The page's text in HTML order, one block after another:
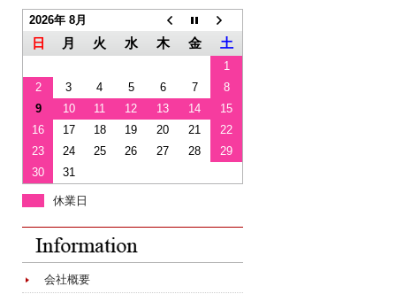
2026年 8月
日 月 火 水 木 金 土
1
2
3 4 5 6 7
8
9
10 11 12 13 14
15
16
17 18 19 20 21
22
23
24 25 26 27 28
29
30
31
休業日
会社概要